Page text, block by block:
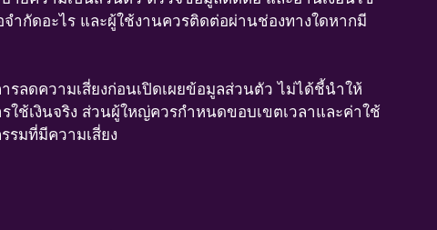
ำกัดอะไร และผู้ใช้งานควรติดต่อผ่านช่องทางใดหากมี
ลดความเสี่ยงก่อนเปิดเผยข้อมูลส่วนตัว ไม่ได้ชี้นำให้
ช้เงินจริง ส่วนผู้ใหญ่ควรกำหนดขอบเขตเวลาและค่าใช้
รมที่มีความเสี่ยง